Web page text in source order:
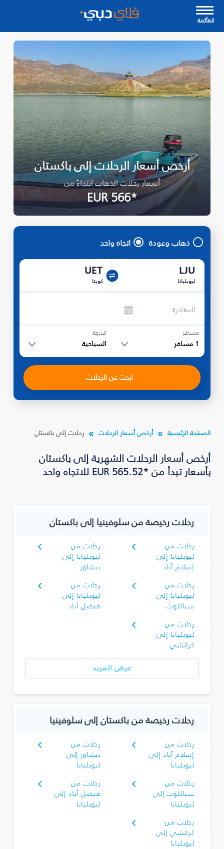
القأئمة
أرخص أسعار الرحلات إلى باكستان
أسعار رحلات الذهاب ابتداءً من
*EUR 566
ذهاب وعودة اتجاه واحد
LJU
ليوبليانا
UET
كويتا
المغادرة
مسافر
1 مسافر
الدرجة
السياحية
ابحث عن الرحلات
الصفحة الرئيسية أرخص أسعار الرحلات رحلات إلى باكستان
أرخص أسعار الرحلات الشهرية إلى باكستان
بأسعار تبدأ من *EUR 565.52 للاتجاه واحد
رحلات رخيصة من سلوفينيا إلى باكستان
رحلات من
ليوبليانا إلى
إسلام آباد
رحلات من
ليوبليانا إلى
بيشاور
رحلات من
ليوبليانا إلى
سيالكوت
رحلات من
ليوبليانا إلى
فيصل أباد
رحلات من
ليوبليانا إلى
كراتشي
عرض المزيد
رحلات رخيصة من باكستان إلى سلوفينيا
رحلات من
إسلام آباد إلى
ليوبليانا
رحلات من
بيشاور إلى
ليوبليانا
رحلات من
سيالكوت إلى
ليوبليانا
رحلات من
فيصل أباد إلى
ليوبليانا
رحلات من
كراتشي إلى
ليوبليانا